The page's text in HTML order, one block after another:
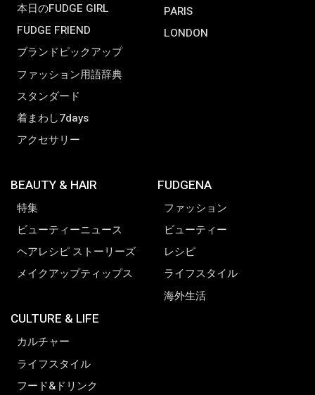
本日のFUDGE GIRL
FUDGE FRIEND
ブランドピックアップ
ファッション用語辞典
スタンダード
着まわし7days
アクセサリー
PARIS
LONDON
BEAUTY & HAIR
特集
ビューティーニュース
ヘアレシピ ストーリーズ
メイクアップティップス
CULTURE & LIFE
カルチャー
ライフスタイル
フード&ドリンク
FUDGENA
ファッション
ビューティー
レシピ
ライフスタイル
海外生活